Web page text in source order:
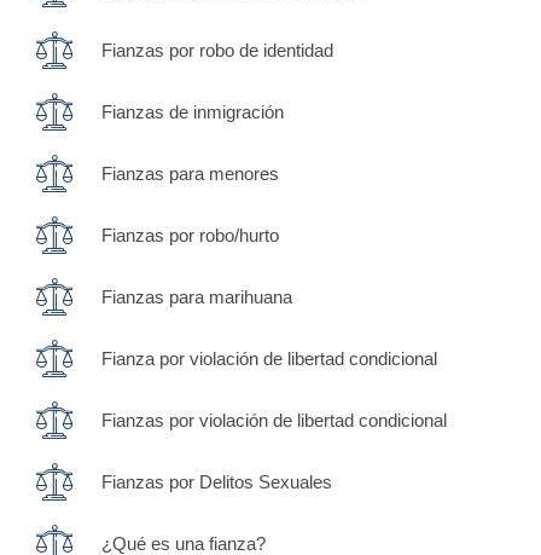
Fianzas por robo de identidad
Fianzas de inmigración
Fianzas para menores
Fianzas por robo/hurto
Fianzas para marihuana
Fianza por violación de libertad condicional
Fianzas por violación de libertad condicional
Fianzas por Delitos Sexuales
¿Qué es una fianza?